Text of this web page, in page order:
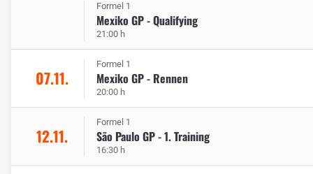
Formel 1
Mexiko GP - Qualifying
21:00 h
07.11.
Formel 1
Mexiko GP - Rennen
20:00 h
12.11.
Formel 1
São Paulo GP - 1. Training
16:30 h